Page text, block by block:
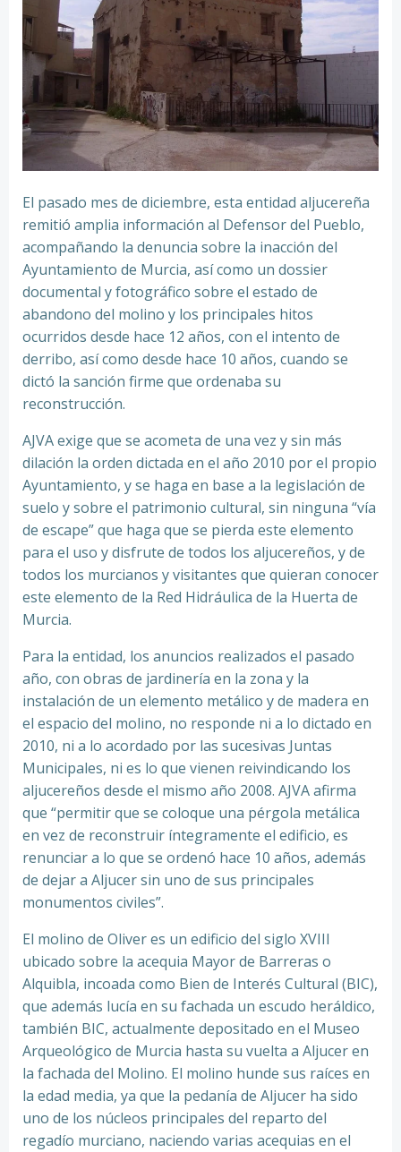
El pasado mes de diciembre, esta entidad aljucereña
remitió amplia información al Defensor del Pueblo,
acompañando la denuncia sobre la inacción del
Ayuntamiento de Murcia, así como un dossier
documental y fotográfico sobre el estado de
abandono del molino y los principales hitos
ocurridos desde hace 12 años, con el intento de
derribo, así como desde hace 10 años, cuando se
dictó la sanción firme que ordenaba su
reconstrucción.
AJVA exige que se acometa de una vez y sin más
dilación la orden dictada en el año 2010 por el propio
Ayuntamiento, y se haga en base a la legislación de
suelo y sobre el patrimonio cultural, sin ninguna “vía
de escape” que haga que se pierda este elemento
para el uso y disfrute de todos los aljucereños, y de
todos los murcianos y visitantes que quieran conocer
este elemento de la Red Hidráulica de la Huerta de
Murcia.
Para la entidad, los anuncios realizados el pasado
año, con obras de jardinería en la zona y la
instalación de un elemento metálico y de madera en
el espacio del molino, no responde ni a lo dictado en
2010, ni a lo acordado por las sucesivas Juntas
Municipales, ni es lo que vienen reivindicando los
aljucereños desde el mismo año 2008. AJVA afirma
que “permitir que se coloque una pérgola metálica
en vez de reconstruir íntegramente el edificio, es
renunciar a lo que se ordenó hace 10 años, además
de dejar a Aljucer sin uno de sus principales
monumentos civiles”.
El molino de Oliver es un edificio del siglo XVIII
ubicado sobre la acequia Mayor de Barreras o
Alquibla, incoada como Bien de Interés Cultural (BIC),
que además lucía en su fachada un escudo heráldico,
también BIC, actualmente depositado en el Museo
Arqueológico de Murcia hasta su vuelta a Aljucer en
la fachada del Molino. El molino hunde sus raíces en
la edad media, ya que la pedanía de Aljucer ha sido
uno de los núcleos principales del reparto del
regadío murciano, naciendo varias acequias en el